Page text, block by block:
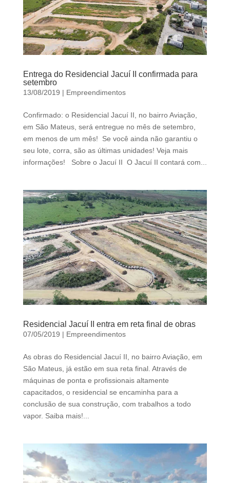
Entrega do Residencial Jacuí II confirmada para
setembro
13/08/2019 | Empreendimentos
Confirmado: o Residencial Jacuí II, no bairro Aviação,
em São Mateus, será entregue no mês de setembro,
em menos de um mês! Se você ainda não garantiu o
seu lote, corra, são as últimas unidades! Veja mais
informações! Sobre o Jacuí II O Jacuí II contará com...
Residencial Jacuí II entra em reta final de obras
07/05/2019 | Empreendimentos
As obras do Residencial Jacuí II, no bairro Aviação, em
São Mateus, já estão em sua reta final. Através de
máquinas de ponta e profissionais altamente
capacitados, o residencial se encaminha para a
conclusão de sua construção, com trabalhos a todo
vapor. Saiba mais!...